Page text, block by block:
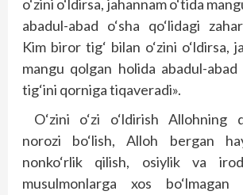
o‘zini o‘ldirsa, jahannam o‘tida
abadul-abad o‘sha qo‘lidagi
Kim biror tig‘ bilan o‘zini o‘ldirsa,
mangu qolgan holida abadul-abad
tig‘ini qorniga tiqaveradi».
O‘zini o‘zi o‘ldirish Allohning
norozi bo‘lish, Alloh bergan
nonko‘rlik qilish, osiylik va
musulmonlarga xos bo‘lmagan